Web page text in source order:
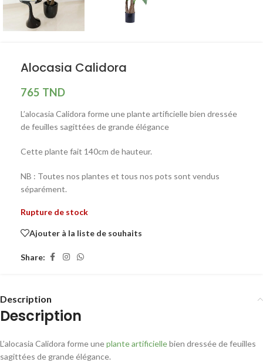
Alocasia Calidora
765 TND
L’alocasia Calidora forme une plante artificielle bien dressée
de feuilles sagittées de grande élégance
Cette plante fait 140cm de hauteur.
NB : Toutes nos plantes et tous nos pots sont vendus
séparément.
Rupture de stock
Ajouter à la liste de souhaits
Share:
Description
Description
L’alocasia Calidora forme uneplante artificiellebien dressée de feuilles
sagittées de grande élégance.